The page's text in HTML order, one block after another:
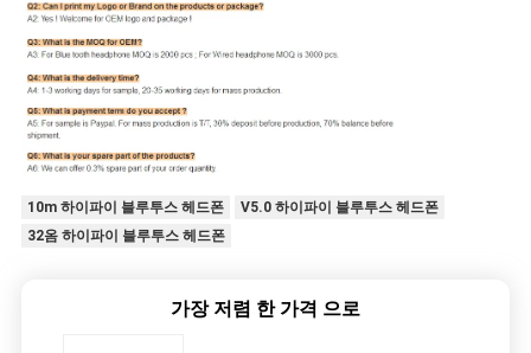
10m 하이파이 블루투스 헤드폰
V5.0 하이파이 블루투스 헤드폰
32옴 하이파이 블루투스 헤드폰
가장 저렴 한 가격 으로